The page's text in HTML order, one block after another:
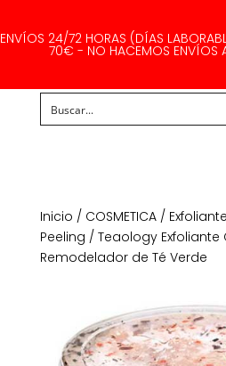
ENVÍOS 24/72 HORAS (DÍAS
70€ - NO HACEMOS ENVÍOS
Inicio / COSMETICA/
Peeling / Teaology Exfoliante
Remodelador de Té Verde